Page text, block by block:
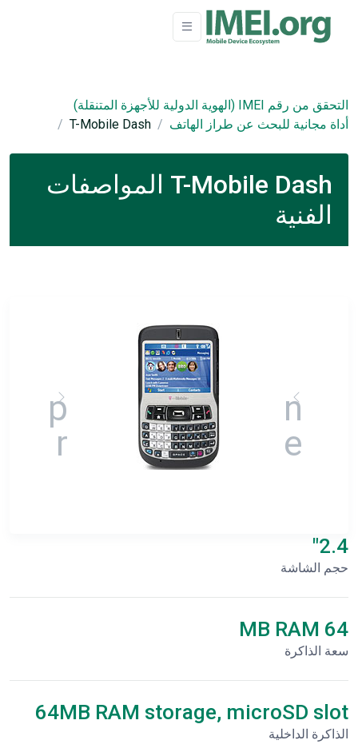
التحقق من رقم IMEI (الهوية الدولية للأجهزة المتنقلة)
أداة مجانية للبحث عن طراز الهاتف
T-Mobile Dash
T-Mobile Dash المواصفات
الفنية
2.4"
حجم الشاشة
64 MB RAM
سعة الذاكرة
64MB RAM storage, microSD slot
الذاكرة الداخلية